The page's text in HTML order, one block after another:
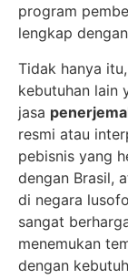
program
lengkap
Tidak hanya
kebutuhan lain
jasa
resmi atau
pebisnis yang
dengan Brasil,
di negara
sangat
menemukan
dengan